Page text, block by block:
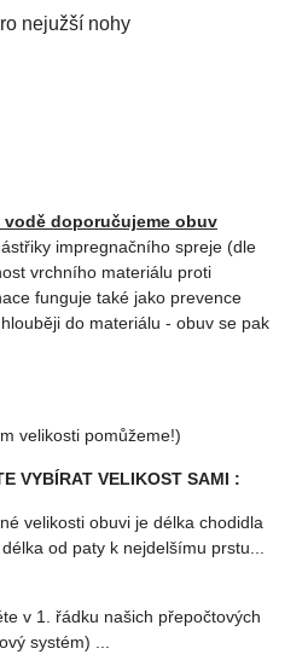
nejužší nohy
doporučujeme obuv
impregnačního spreje (dle
vrchního materiálu proti
funguje také jako prevence
do materiálu - obuv se pak
velikosti pomůžeme!)
VYBÍRAT VELIKOST SAMI :
velikosti obuvi je délka chodidla
od paty k nejdelšímu prstu...
v 1. řádku našich přepočtových
systém) ...